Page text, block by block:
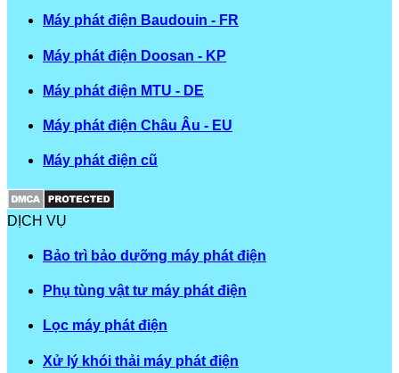
Máy phát điện Baudouin - FR
Máy phát điện Doosan - KP
Máy phát điện MTU - DE
Máy phát điện Châu Âu - EU
Máy phát điện cũ
DỊCH VỤ
Bảo trì bảo dưỡng máy phát điện
Phụ tùng vật tư máy phát điện
Lọc máy phát điện
Xử lý khói thải máy phát điện